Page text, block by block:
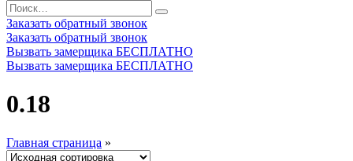
Заказать обратный звонок
Заказать обратный звонок
Вызвать замерщика БЕСПЛАТНО
Вызвать замерщика БЕСПЛАТНО
0.18
Главная страница »